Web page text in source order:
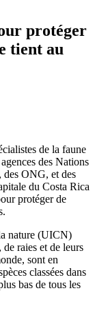
protéger
tient au
de la faune
des Nations
des ONG, et des
du Costa Rica
protéger de
nature (UICN)
de raies et de leurs
sont en
classées dans
bas de tous les